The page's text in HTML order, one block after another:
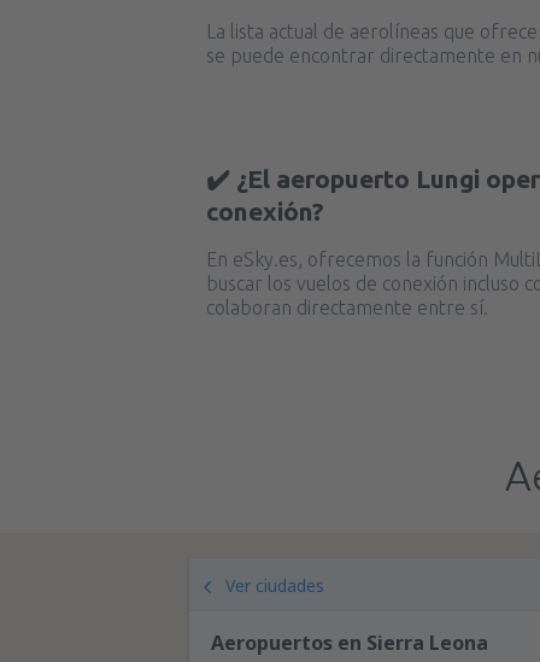
La lista actual de aerolíneas que
se puede encontrar directamente en
✔️ ¿El aeropuerto Lungi
conexión?
En eSky.es, ofrecemos la función
buscar los vuelos de conexión incluso
colaboran directamente entre sí.
Ver ciudades
Aeropuertos en Sierra Leona